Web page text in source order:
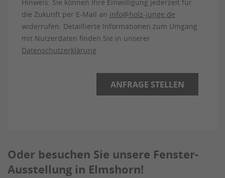
Hinweis: Sie können Ihre Einwilligung jederzeit für
die Zukunft per E-Mail an info@holz-junge.de
widerrufen. Detaillierte Informationen zum Umgang
mit Nutzerdaten finden Sie in unserer
Datenschutzerklärung.
Oder besuchen Sie unsere Fenster-
Ausstellung in Elmshorn!